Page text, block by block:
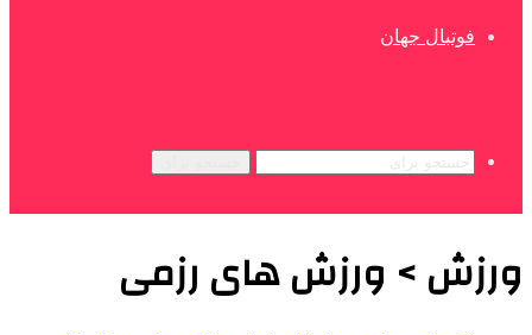
فوتبال جهان
ورزش > ورزش های رزمی